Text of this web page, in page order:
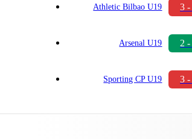
Athletic Bilbao U19 3 -
Arsenal U19 2
Sporting CP U19 3 -